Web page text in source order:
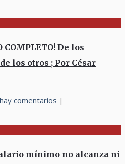
COMPLETO! De los
los otros ; Por César
comentarios |
mínimo no alcanza ni